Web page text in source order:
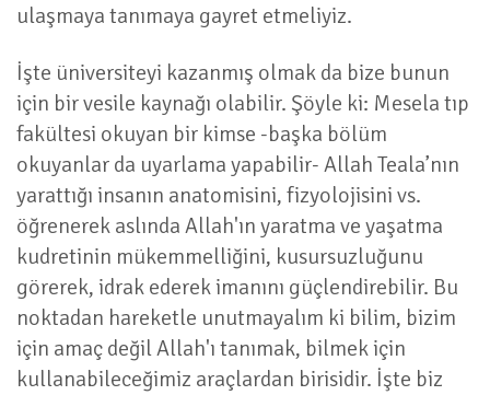
ulaşmaya tanımaya gayret etmeliyiz.
İşte üniversiteyi kazanmış olmak da bize bunun
için bir vesile kaynağı olabilir. Şöyle ki: Mesela tıp
fakültesi okuyan bir kimse -başka bölüm
okuyanlar da uyarlama yapabilir- Allah Teala’nın
yarattığı insanın anatomisini, fizyolojisini vs.
öğrenerek aslında Allah'ın yaratma ve yaşatma
kudretinin mükemmelliğini, kusursuzluğunu
görerek, idrak ederek imanını güçlendirebilir. Bu
noktadan hareketle unutmayalım ki bilim, bizim
için amaç değil Allah'ı tanımak, bilmek için
kullanabileceğimiz araçlardan birisidir. İşte biz